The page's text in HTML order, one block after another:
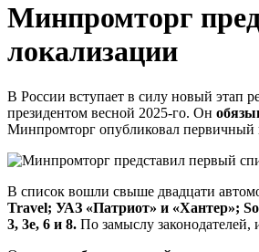
Минпромторг
локализации
В России вступает в силу новый этап
президентом весной 2025-го. Он
Минпромторг опубликовал первичный
В список вошли свыше двадцати
Travel; УАЗ «Патриот» и «Хантер»;
3, 3е, 6 и 8. По замыслу